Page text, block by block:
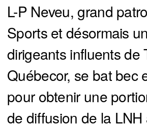
L-P Neveu, grand
Sports et désormais
dirigeants influents de
Québecor, se bat bec
pour obtenir une
de diffusion de la